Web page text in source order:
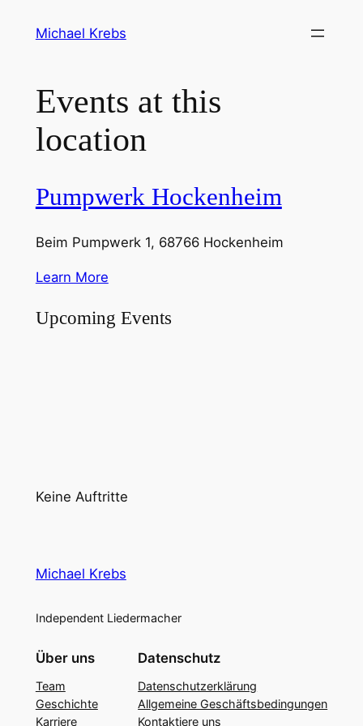
Michael Krebs
Events at this
location
Pumpwerk Hockenheim
Beim Pumpwerk 1, 68766 Hockenheim
Learn More
Upcoming Events
Keine Auftritte
Michael Krebs
Independent Liedermacher
Über uns
Team
Geschichte
Karriere
Datenschutz
Datenschutzerklärung
Allgemeine Geschäftsbedingungen
Kontaktiere uns